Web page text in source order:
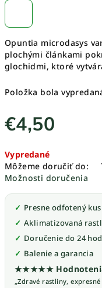
Opuntia microdasys
plochými článkami
glochidmi, ktoré
Položka bola
€4,50
cena:
Vypredané
Môžeme doručiť do:
Možnosti doručenia
Presne odfotený kus
Aklimatizovaná
Doručenie do 24
Balenie a garancia
★★★★★
„Zdravé rastliny,